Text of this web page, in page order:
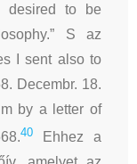
desired to be
S az
I sent also to
Decembr. 18.
by a letter of
40 Ehhez a